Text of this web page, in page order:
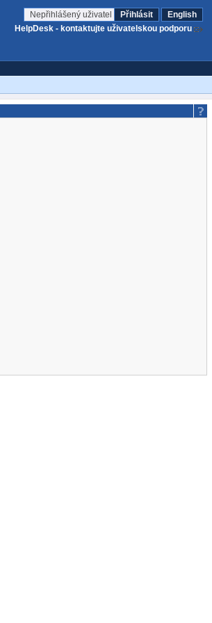
Nepřihlášený uživatel Přihlásit
English
HelpDesk - kontaktujte uživatelskou podporu